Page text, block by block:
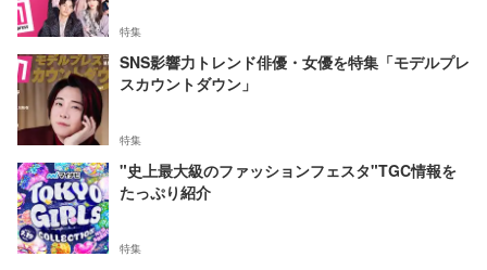
特集
SNS影響力トレンド俳優・女優を特集「モデルプレ
スカウントダウン」
特集
"史上最大級のファッションフェスタ"TGC情報を
たっぷり紹介
特集